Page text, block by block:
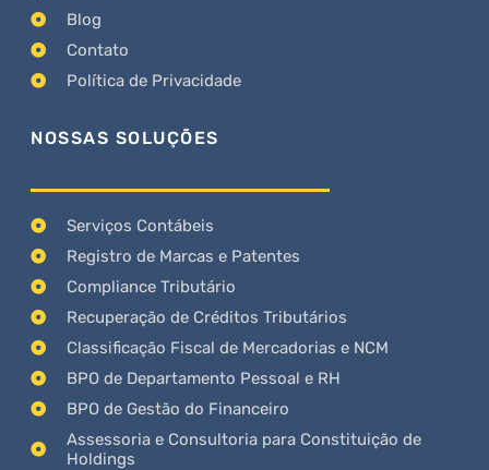
Blog
Contato
Política de Privacidade
NOSSAS SOLUÇÕES
Serviços Contábeis
Registro de Marcas e Patentes
Compliance Tributário
Recuperação de Créditos Tributários
Classificação Fiscal de Mercadorias e NCM
BPO de Departamento Pessoal e RH
BPO de Gestão do Financeiro
Assessoria e Consultoria para Constituição de
Holdings